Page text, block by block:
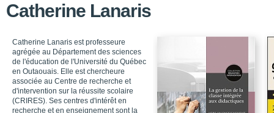
Catherine Lanaris
Catherine Lanaris est professeure
agrégée au Département des sciences
de l'éducation de l'Université du Québec
en Outaouais. Elle est chercheure
associée au Centre de recherche et
d'intervention sur la réussite scolaire
(CRIRES). Ses centres d'intérêt en
recherche et en enseignement sont la